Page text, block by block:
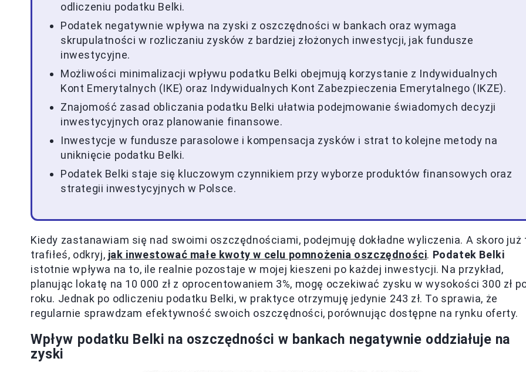
odliczeniu podatku Belki.
Podatek negatywnie wpływa na zyski z oszczędności w bankach oraz wymaga
skrupulatności w rozliczaniu zysków z bardziej złożonych inwestycji, jak fundusze
inwestycyjne.
Możliwości minimalizacji wpływu podatku Belki obejmują korzystanie z Indywidualnych
Kont Emerytalnych (IKE) oraz Indywidualnych Kont Zabezpieczenia Emerytalnego (IKZE).
Znajomość zasad obliczania podatku Belki ułatwia podejmowanie świadomych decyzji
inwestycyjnych oraz planowanie finansowe.
Inwestycje w fundusze parasolowe i kompensacja zysków i strat to kolejne metody na
uniknięcie podatku Belki.
Podatek Belki staje się kluczowym czynnikiem przy wyborze produktów finansowych oraz
strategii inwestycyjnych w Polsce.
Kiedy zastanawiam się nad swoimi oszczędnościami, podejmuję dokładne wyliczenia. A skoro już
trafiłeś, odkryj, jak inwestować małe kwoty w celu pomnożenia oszczędności. Podatek Belki
istotnie wpływa na to, ile realnie pozostaje w mojej kieszeni po każdej inwestycji. Na przykład,
planując lokatę na 10 000 zł z oprocentowaniem 3%, mogę oczekiwać zysku w wysokości 300 zł
roku. Jednak po odliczeniu podatku Belki, w praktyce otrzymuję jedynie 243 zł. To sprawia, że
regularnie sprawdzam efektywność swoich oszczędności, porównując dostępne na rynku oferty.
Wpływ podatku Belki na oszczędności w bankach negatywnie oddziałuje na
zyski